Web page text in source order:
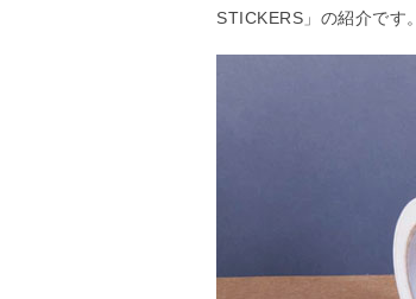
STICKERS」の紹介です。